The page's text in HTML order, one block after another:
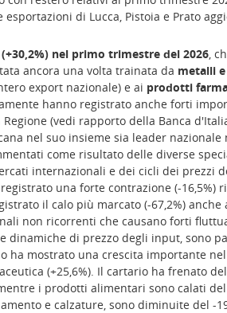
di Lucca, Pistoia e Prato
nel primo trimestre del 2026,
ancora una volta trainata da metalli
export nazionale) e ai prodotti
hanno registrato anche forti
(vedi rapporto della Banca
nel suo insieme sia leader nazionale
come risultato delle diverse
internazionali e dei cicli dei prezzi
una forte contrazione (-16,5%)
il calo più marcato (-67,2%) anche
non ricorrenti che causano forti
dinamiche di prezzo degli input, sono
mostrato una crescita importante nel
(+25,6%). Il cartario ha frenato
i prodotti alimentari sono calati del
e calzature, sono diminuite del -